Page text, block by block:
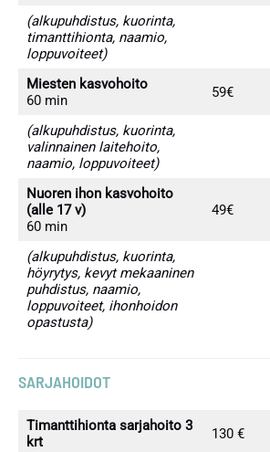
(alkupuhdistus, kuorinta,
timanttihionta, naamio,
loppuvoiteet)
Miesten kasvohoito
60 min
59€
(alkupuhdistus, kuorinta,
valinnainen laitehoito,
naamio, loppuvoiteet)
Nuoren ihon kasvohoito
(alle 17 v)
60 min
49€
(alkupuhdistus, kuorinta,
höyrytys, kevyt mekaaninen
puhdistus, naamio,
loppuvoiteet, ihonhoidon
opastusta)
SARJAHOIDOT
Timanttihionta sarjahoito 3
krt
130 €